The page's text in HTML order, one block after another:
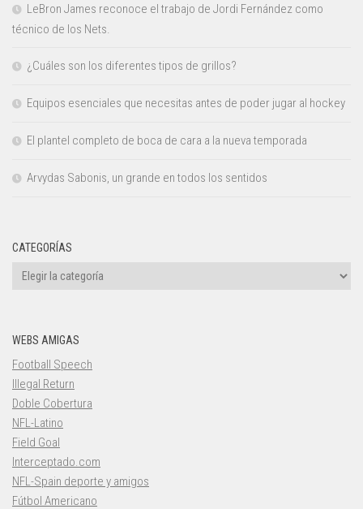
LeBron James reconoce el trabajo de Jordi Fernández como
técnico de los Nets.
¿Cuáles son los diferentes tipos de grillos?
Equipos esenciales que necesitas antes de poder jugar al hockey
El plantel completo de boca de cara a la nueva temporada
Arvydas Sabonis, un grande en todos los sentidos
CATEGORÍAS
Categorías
WEBS AMIGAS
Football Speech
Illegal Return
Doble Cobertura
NFL-Latino
Field Goal
Interceptado.com
NFL-Spain deporte y amigos
Fútbol Americano